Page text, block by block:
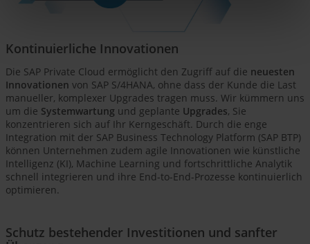
Kontinuierliche Innovationen
Die SAP Private Cloud ermöglicht den Zugriff auf die neuesten
Innovationen von SAP S/4HANA, ohne dass der Kunde die Last
manueller, komplexer Upgrades tragen muss. Wir kümmern uns
um die Systemwartung und geplante Upgrades, Sie
konzentrieren sich auf Ihr Kerngeschäft. Durch die enge
Integration mit der SAP Business Technology Platform (SAP BTP)
können Unternehmen zudem agile Innovationen wie künstliche
Intelligenz (KI), Machine Learning und fortschrittliche Analytik
schnell integrieren und ihre End-to-End-Prozesse kontinuierlich
optimieren.
Schutz bestehender Investitionen und sanfter